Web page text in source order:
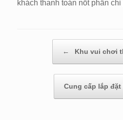
khách thanh toán nốt phần
Post navigation
← Khu vui chơi
Cung cấp lắp